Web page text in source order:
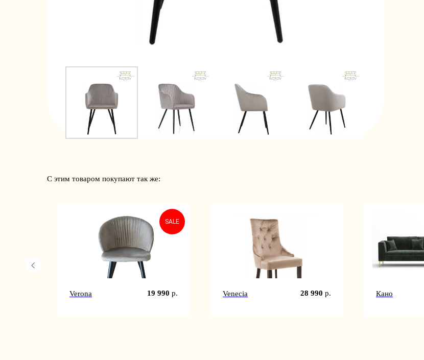
С этим товаром покупают так же:
SALE
Verona 19 990 р. Venecia 28 990 р. Кано